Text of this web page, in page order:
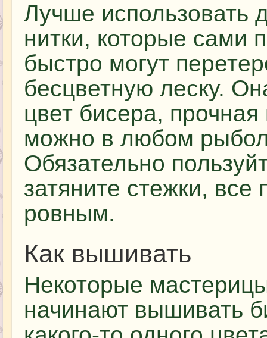
Лучше использовать
нитки, которые сами
быстро могут
бесцветную леску.
цвет бисера, прочная
можно в любом
Обязательно
затяните стежки, все
ровным.
Как вышивать
Некоторые
начинают вышивать